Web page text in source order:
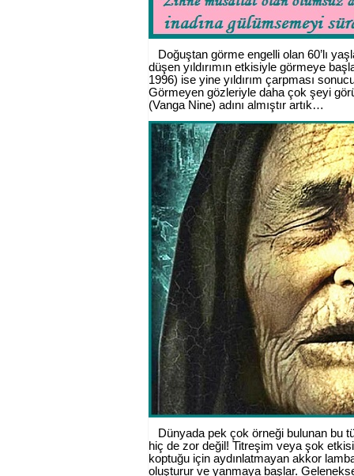
Doğuştan görme engelli olan 60’lı
düşen yıldırımın etkisiyle görmeye
1996) ise yine yıldırım çarpması
Görmeyen gözleriyle daha çok şeyi
(Vanga Nine) adını almıştır artık…
Dünyada pek çok örneği bulunan bu
hiç de zor değil! Titreşim veya şok
koptuğu için aydınlatmayan akkor
oluşturur ve yanmaya başlar.